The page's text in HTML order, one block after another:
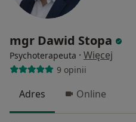
mgr Dawid Stopa
Psychoterapeuta · Więcej
9 opinii
Adres Online